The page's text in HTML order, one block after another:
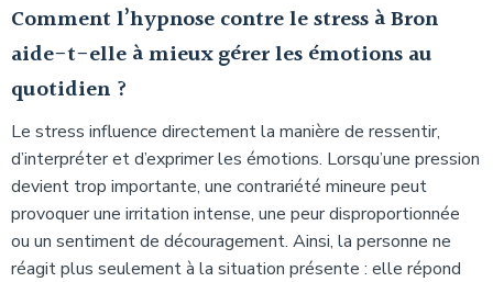
Comment l’hypnose contre le stress à Bron
aide-t-elle à mieux gérer les émotions au
quotidien ?
Le stress influence directement la manière de ressentir,
d’interpréter et d’exprimer les émotions. Lorsqu’une pression
devient trop importante, une contrariété mineure peut
provoquer une irritation intense, une peur disproportionnée
ou un sentiment de découragement. Ainsi, la personne ne
réagit plus seulement à la situation présente : elle répond